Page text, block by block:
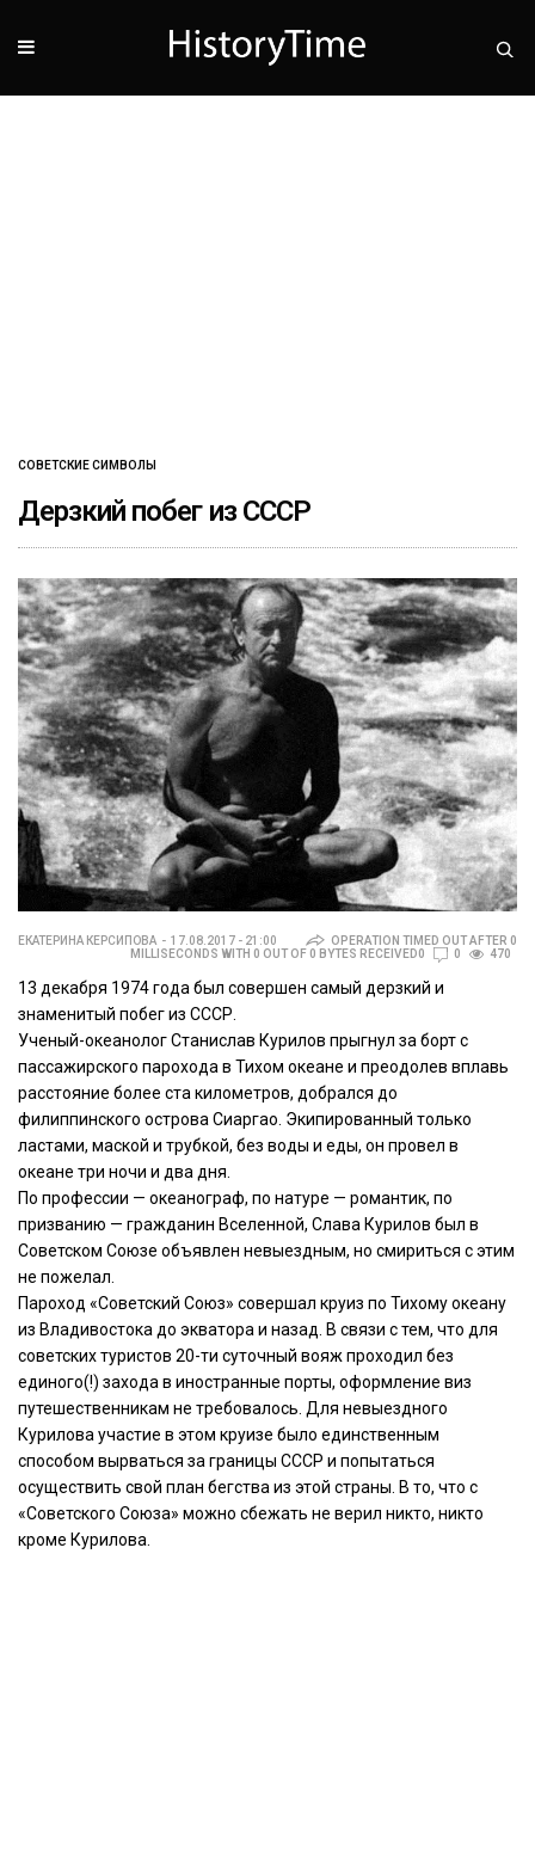
СОВЕТСКИЕ СИМВОЛЫ
Дерзкий побег из СССР
ЕКАТЕРИНА КЕРСИПОВА 17.08.2017 - 21:00
OPERATION TIMED OUT AFTER 0
MILLISECONDS WITH 0 OUT OF 0 BYTES RECEIVED0
0 470
13 декабря 1974 года был совершен самый дерзкий и
знаменитый побег из СССР.
Ученый-океанолог Станислав Курилов прыгнул за борт с
пассажирского парохода в Тихом океане и преодолев вплавь
расстояние более ста километров, добрался до
филиппинского острова Сиаргао. Экипированный только
ластами, маской и трубкой, без воды и еды, он провел в
океане три ночи и два дня.
По профессии — океанограф, по натуре — романтик, по
призванию — гражданин Вселенной, Слава Курилов был в
Советском Союзе объявлен невыездным, но смириться с этим
не пожелал.
Пароход «Советский Союз» совершал круиз по Тихому океану
из Владивостока до экватора и назад. В связи с тем, что для
советских туристов 20-ти суточный вояж проходил без
единого(!) захода в иностранные порты, оформление виз
путешественникам не требовалось. Для невыездного
Курилова участие в этом круизе было единственным
способом вырваться за границы СССР и попытаться
осуществить свой план бегства из этой страны. В то, что с
«Советского Союза» можно сбежать не верил никто, никто
кроме Курилова.